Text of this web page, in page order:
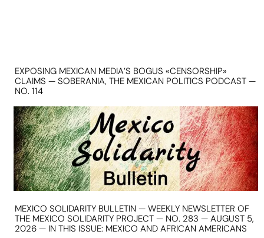
EXPOSING MEXICAN MEDIA’S BOGUS «CENSORSHIP»
CLAIMS — SOBERANIA, THE MEXICAN POLITICS PODCAST —
NO. 114
MEXICO SOLIDARITY BULLETIN — WEEKLY NEWSLETTER OF
THE MEXICO SOLIDARITY PROJECT — NO. 283 — AUGUST 5,
2026 — IN THIS ISSUE: MEXICO AND AFRICAN AMERICANS